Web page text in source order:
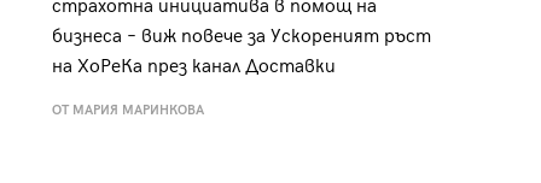
страхотна инициатива в помощ на
бизнеса – виж повече за Ускореният ръст
на ХоРеКа през канал Доставки
ОТ МАРИЯ МАРИНКОВА
Tender is the Wine – Какво
се пие на Лазурния бряг